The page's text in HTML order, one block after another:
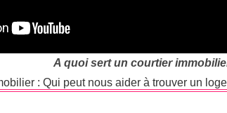
A quoi sert un courtier
: Qui peut nous aider à trouver un